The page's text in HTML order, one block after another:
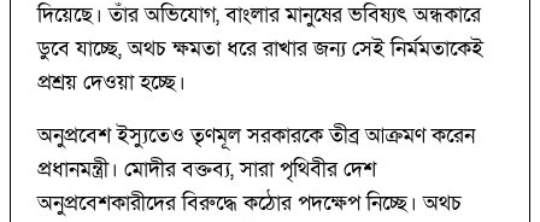
দিয়েছে। তাঁর অভিযোগ, বাংলার মানুষের ভবিষ্যৎ অন্ধকারে
ডুবে যাচ্ছে, অথচ ক্ষমতা ধরে রাখার জন্য সেই নির্মমতাকেই
প্রশ্রয় দেওয়া হচ্ছে।
অনুপ্রবেশ ইস্যুতেও তৃণমূল সরকারকে তীব্র আক্রমণ করেন
প্রধানমন্ত্রী। মোদীর বক্তব্য, সারা পৃথিবীর দেশ
অনুপ্রবেশকারীদের বিরুদ্ধে কঠোর পদক্ষেপ নিচ্ছে। অথচ